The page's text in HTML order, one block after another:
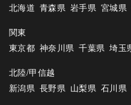
北海道 青森県 岩手県 宮城県
関東
東京都 神奈川県 千葉県 埼玉
北陸/甲信越
新潟県 長野県 山梨県 石川県